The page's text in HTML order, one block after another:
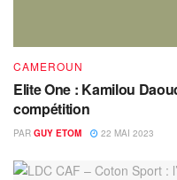
CAMEROUN
Elite One : Kamilou
compétition
PAR GUY ETOM 22 MAI 2023